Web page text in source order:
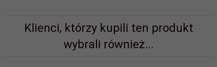
Klienci, którzy kupili ten produkt
wybrali również...